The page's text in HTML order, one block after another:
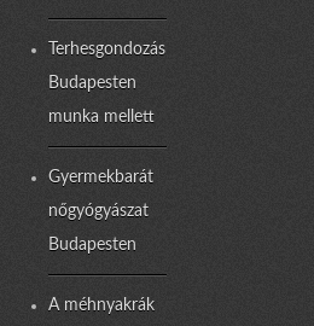
Terhesgondozás
Budapesten
munka mellett
Gyermekbarát
nőgyógyászat
Budapesten
A méhnyakrák